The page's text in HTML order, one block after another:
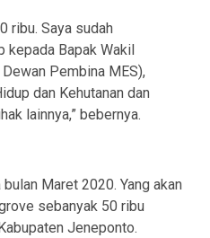
ribu. Saya sudah
kepada Bapak Wakil
Pembina MES),
dan Kehutanan dan
lainnya,” bebernya.
Maret 2020. Yang akan
sebanyak 50 ribu
Jeneponto.